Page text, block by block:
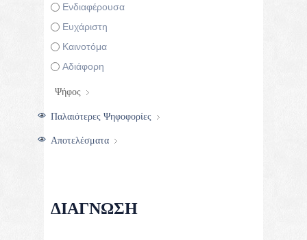
Επιλογές
Ενδιαφέρουσα
Ευχάριστη
Καινοτόμα
Αδιάφορη
Παλαιότερες Ψηφοφορίες
Αποτελέσματα
ΔΙΆΓΝΩΣΗ